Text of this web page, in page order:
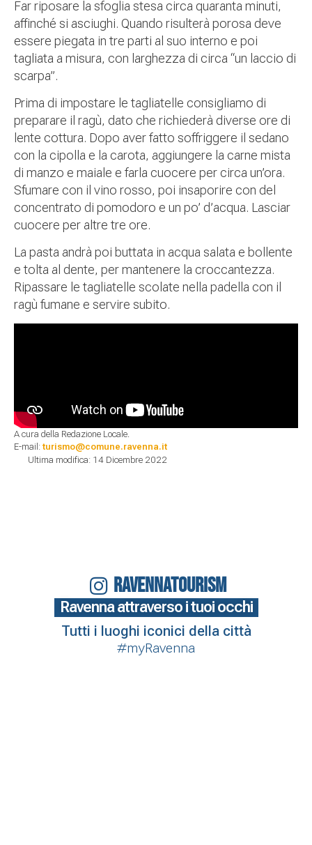
Far riposare la sfoglia stesa circa quaranta minuti,
affinché si asciughi. Quando risulterà porosa deve
essere piegata in tre parti al suo interno e poi
tagliata a misura, con larghezza di circa “un laccio di
scarpa”.
Prima di impostare le tagliatelle consigliamo di
preparare il ragù, dato che richiederà diverse ore di
lente cottura. Dopo aver fatto soffriggere il sedano
con la cipolla e la carota, aggiungere la carne mista
di manzo e maiale e farla cuocere per circa un’ora.
Sfumare con il vino rosso, poi insaporire con del
concentrato di pomodoro e un po’ d’acqua. Lasciar
cuocere per altre tre ore.
La pasta andrà poi buttata in acqua salata e bollente
e tolta al dente, per mantenere la croccantezza.
Ripassare le tagliatelle scolate nella padella con il
ragù fumane e servire subito.
A cura della Redazione Locale.
E-mail: turismo@comune.ravenna.it
Ultima modifica: 14 Dicembre 2022
RAVENNATOURISM
Ravenna attraverso i tuoi occhi
Tutti i luoghi iconici della città
#myRavenna